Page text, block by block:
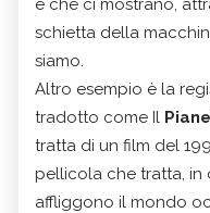
e che ci mostrano,
schietta della
siamo.
Altro esempio è la
tradotto come Il
tratta di un film del
pellicola che tratta, in
affliggono il mondo